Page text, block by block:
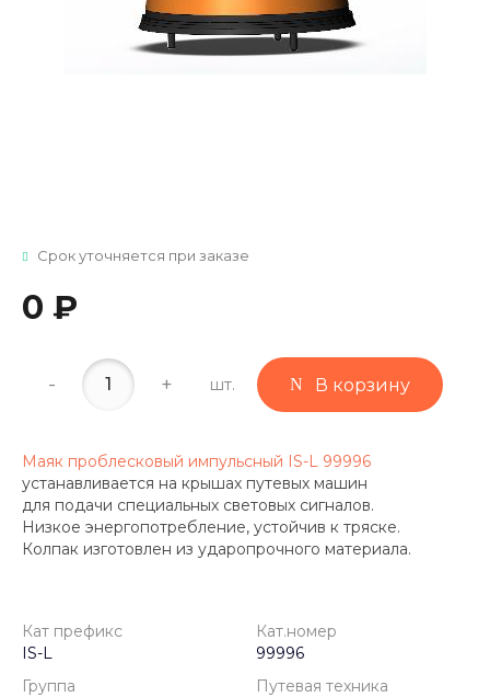
Срок уточняется при заказе
0 ₽
- + шт. В корзину
Маяк проблесковый импульсный IS-L 99996
устанавливается на крышах путевых машин
для подачи специальных световых сигналов.
Низкое энергопотребление, устойчив к тряске.
Колпак изготовлен из ударопрочного материала.
Кат префикс
IS-L
Кат.номер
99996
Группа
Путевая техника